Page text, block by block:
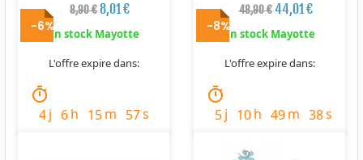
8,90 €8,01 €
En stock Mayotte
L'offre expire dans:
timer
4j 6h 15m 56s
48,90 € 44,01 €
En stock Mayotte
L'offre expire dans:
timer
5j 10h 49m 37s
-6% -8%